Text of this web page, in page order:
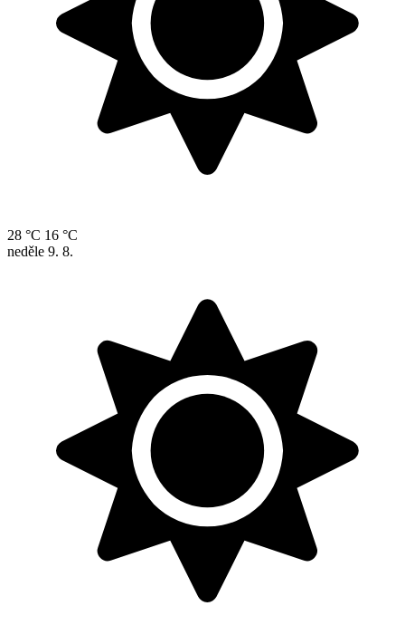
28 °C 16 °C
neděle 9. 8.